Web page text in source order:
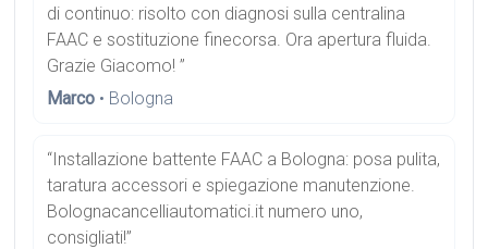
di continuo: risolto con diagnosi sulla centralina
FAAC e sostituzione finecorsa. Ora apertura fluida.
Grazie Giacomo! ”
Marco • Bologna
“Installazione battente FAAC a Bologna: posa pulita,
taratura accessori e spiegazione manutenzione.
Bolognacancelliautomatici.it numero uno,
consigliati!”